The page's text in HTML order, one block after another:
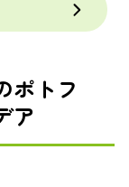
ポトフ
ア